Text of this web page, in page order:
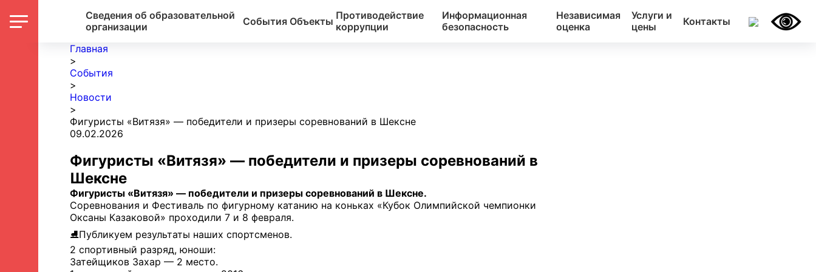
Сведения об образовательной
организации
События Объекты Противодействие
коррупции
Информационная
безопасность
Независимая
оценка
Услуги и
цены
Контакты
Главная
>
События
>
Новости
>
Фигуристы «Витязя» — победители и призеры соревнований в Шексне
09.02.2026
Фигуристы «Витязя» — победители и призеры соревнований в
Шексне
Фигуристы «Витязя» — победители и призеры соревнований в Шексне.
Соревнования и Фестиваль по фигурному катанию на коньках «Кубок Олимпийской чемпионки
Оксаны Казаковой» проходили 7 и 8 февраля.
⛸Публикуем результаты наших спортсменов.
2 спортивный разряд, юноши:
Затейщиков Захар — 2 место.